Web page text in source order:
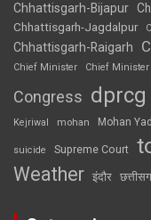
Chhattisgarh-Bijapur
Chhattisgarh-Jagdalpur
Chhattisgarh-Raigarh
Chief Minister
Chief Minister
Congress dprcg
Kejriwal mohan Mohan
suicide Supreme Court
Weather इंदौर